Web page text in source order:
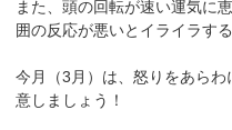
また、頭の回転が速い運気に
囲の反応が悪いとイライラす
今月（3月）は、怒りをあら
意しましょう！